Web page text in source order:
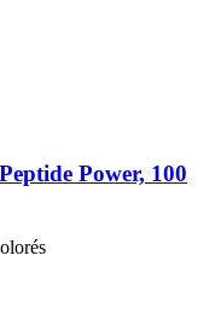
Power, 100